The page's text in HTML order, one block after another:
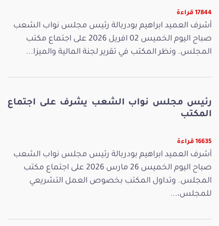
17844 قراءة
أشرف العميد ابراهيم بودربالة رئيس مجلس نواب الشعب
صباح اليوم الخميس 02 افريل 2026 على اجتماع مكتب
المجلس. ونظر المكتب في تقرير لجنة المالية والميزا...
رئيس مجلس نواب الشعب يشرف على اجتماع
المكتب
16635 قراءة
أشرف العميد ابراهيم بودربالة رئيس مجلس نواب الشعب
صباح اليوم الخميس 26 مارس 2026 على اجتماع مكتب
المجلس. وتداول المكتب بخصوص العمل التشريعي
للمجلس،...